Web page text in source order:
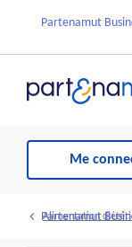
Partenamut
Me
Partenamut
Alimentation